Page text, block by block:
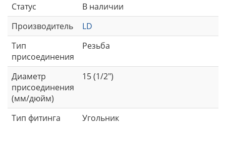
Статус
В наличии
Производитель
LD
Тип
присоединения
Резьба
Диаметр
присоединения
(мм/дюйм)
15 (1/2")
Тип фитинга Угольник